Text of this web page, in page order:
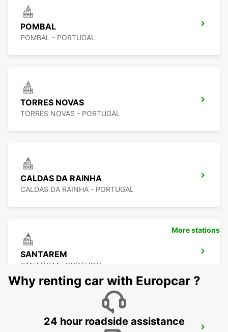
POMBAL
POMBAL - PORTUGAL
TORRES NOVAS
TORRES NOVAS - PORTUGAL
CALDAS DA RAINHA
CALDAS DA RAINHA - PORTUGAL
SANTAREM
SANTAREM - PORTUGAL
More stations
Why renting car with Europcar ?
24 hour roadside assistance